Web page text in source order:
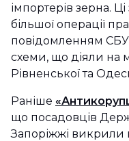
імпортерів зерна.
більшої операції
повідомленням СБУ,
схеми, що діяли на
Рівненської та
Раніше
що посадовців
Запоріжжі викрили